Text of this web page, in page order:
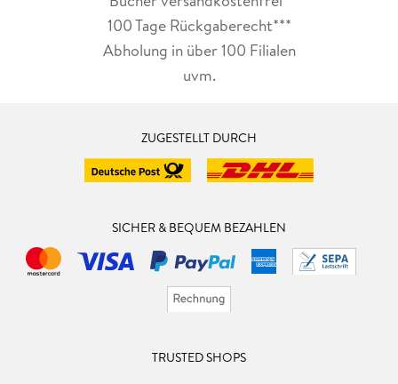
100 Tage Rückgaberecht***
Abholung in über 100 Filialen
uvm.
ZUGESTELLT DURCH
SICHER & BEQUEM BEZAHLEN
TRUSTED SHOPS